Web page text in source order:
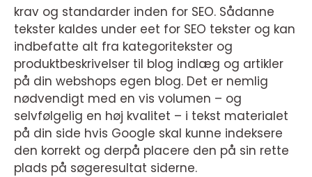
krav og standarder inden for SEO. Sådanne
tekster kaldes under eet for SEO tekster og kan
indbefatte alt fra kategoritekster og
produktbeskrivelser til blog indlæg og artikler
på din webshops egen blog. Det er nemlig
nødvendigt med en vis volumen – og
selvfølgelig en høj kvalitet – i tekst materialet
på din side hvis Google skal kunne indeksere
den korrekt og derpå placere den på sin rette
plads på søgeresultat siderne.